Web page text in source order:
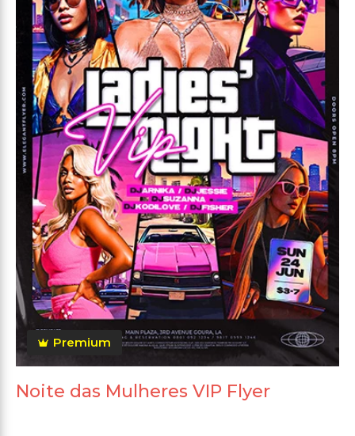
Premium
Noite das Mulheres VIP Flyer